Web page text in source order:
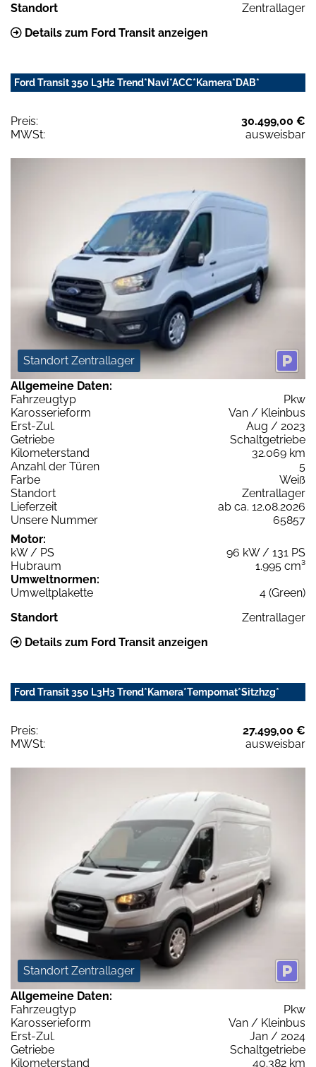
Standort
Zentrallager
Details zum Ford Transit anzeigen
Ford Transit 350 L3H2 Trend*Navi*ACC*Kamera*DAB*
Preis:
30.499,00 €
MWSt:
ausweisbar
Standort Zentrallager
Allgemeine Daten:
Fahrzeugtyp
Pkw
Karosserieform
Van / Kleinbus
Erst-Zul.
Aug / 2023
Getriebe
Schaltgetriebe
Kilometerstand
32.069 km
Anzahl der Türen
5
Farbe
Weiß
Standort
Zentrallager
Lieferzeit
ab ca. 12.08.2026
Unsere Nummer
65857
Motor:
kW / PS
96 kW / 131 PS
Hubraum
1.995 cm³
Umweltnormen:
Umweltplakette
4 (Green)
Standort
Zentrallager
Details zum Ford Transit anzeigen
Ford Transit 350 L3H3 Trend*Kamera*Tempomat*Sitzhzg*
Preis:
27.499,00 €
MWSt:
ausweisbar
Standort Zentrallager
Allgemeine Daten:
Fahrzeugtyp
Pkw
Karosserieform
Van / Kleinbus
Erst-Zul.
Jan / 2024
Getriebe
Schaltgetriebe
Kilometerstand
40.382 km